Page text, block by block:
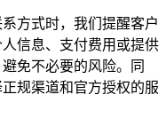
方式时，我们提醒客户
信息、支付费用或提供
免不必要的风险。同
规渠道和官方授权的服